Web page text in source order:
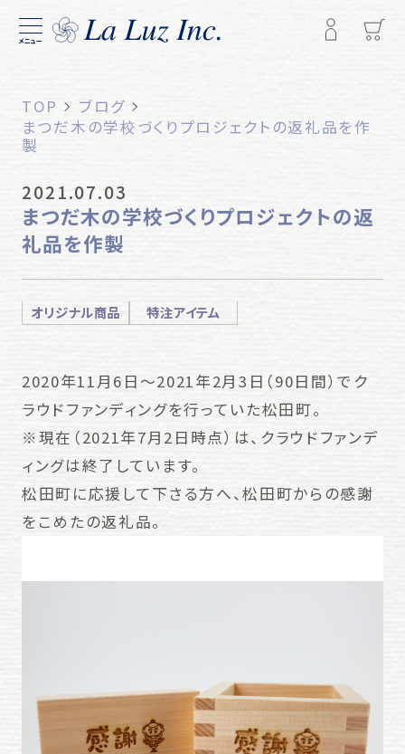
メニュー
TOP
ブログ
まつだ木の学校づくりプロジェクトの返礼品を作
製
2021.07.03
まつだ木の学校づくりプロジェクトの返
礼品を作製
オリジナル商品 特注アイテム
2020年11月6日～2021年2月3日（90日間）でク
ラウドファンディングを行っていた松田町。
※現在（2021年7月2日時点）は、クラウドファンデ
ィングは終了しています。
松田町に応援して下さる方へ、松田町からの感謝
をこめたの返礼品。